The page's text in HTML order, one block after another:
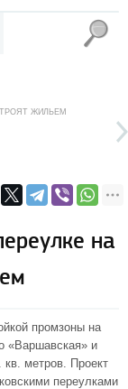
ЖИЛЬЕМ
на
промзоны на
«Варшавская» и
метров. Проект
переулками